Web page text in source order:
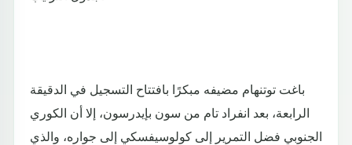
باغت توتنهام مضيفه مبكرًا بافتتاح التسجيل في الدقيقة
الرابعة، بعد انفراد تام من سون بإيدرسون، إلا أن الكوري
الجنوبي فضل التمرير إلى كولوسيفسكي إلى جواره، والذي